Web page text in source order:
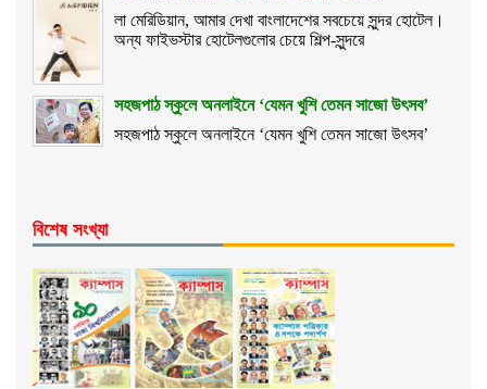
লা মেরিডিয়ান, আমার দেখা বাংলাদেশের সবচেয়ে সুন্দর হোটেল।
অন্য ফাইভস্টার হোটেলগুলোর চেয়ে শিল্প-সুন্দরে
সহজপাঠ স্কুলে অনলাইনে ‘যেমন খুশি তেমন সাজো উৎসব’
সহজপাঠ স্কুলে অনলাইনে ‘যেমন খুশি তেমন সাজো উৎসব’
বিশেষ সংখ্যা